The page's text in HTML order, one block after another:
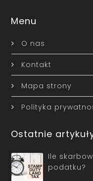
Menu
O nas
Kontakt
Mapa strony
Polityka
Ostatnie
Ile
podatku?